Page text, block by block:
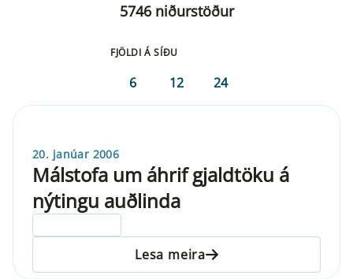
5746 niðurstöður
FJÖLDI Á SÍÐU
6 12 24
20. janúar 2006
Málstofa um áhrif gjaldtöku á
nýtingu auðlinda
Lesa meira